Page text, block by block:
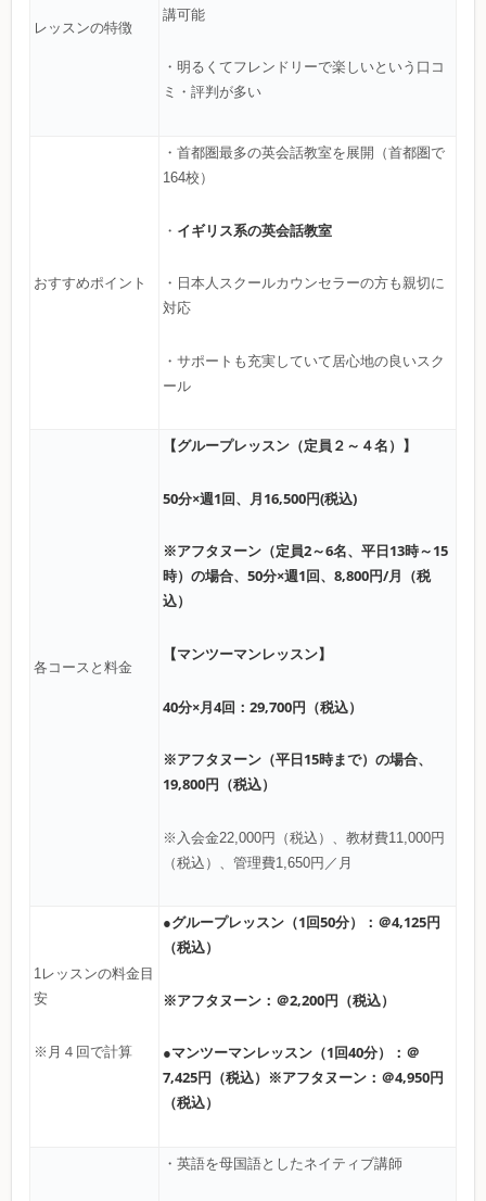
レッスンの特徴
講可能
・明るくてフレンドリーで楽しいという口コ
ミ・評判が多い
おすすめポイント
・首都圏最多の英会話教室を展開（首都圏で
164校）
・ イギリス系の英会話教室
・日本人スクールカウンセラーの方も親切に
対応
・サポートも充実していて居心地の良いスク
ール
各コースと料金
【グループレッスン（定員２～４名）】
50分×週1回、月16,500円(税込)
※アフタヌーン（定員2～6名、平日13時～15
時）の場合、50分×週1回、8,800円/月（税
込）
【マンツーマンレッスン】
40分×月4回：29,700円（税込）
※アフタヌーン（平日15時まで）の場合、
19,800円（税込）
※入会金22,000円（税込）、教材費11,000円
（税込）、管理費1,650円／月
1レッスンの料金目
安
※月４回で計算
●グループレッスン（1回50分）：＠4,125円
（税込）
※アフタヌーン：＠2,200円（税込）
●マンツーマンレッスン（1回40分）：＠
7,425円（税込）※アフタヌーン：＠4,950円
（税込）
・英語を母国語としたネイティブ講師